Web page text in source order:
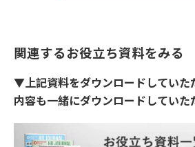
関連するお役立ち資料をみる
▼上記資料をダウンロードしていた
内容も一緒にダウンロードしていた